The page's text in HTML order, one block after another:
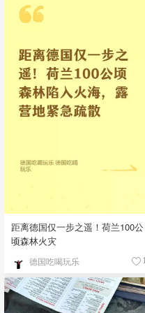
距离德国仅一步之遥！荷兰100公
顷森林火灾
德国吃喝玩乐 1